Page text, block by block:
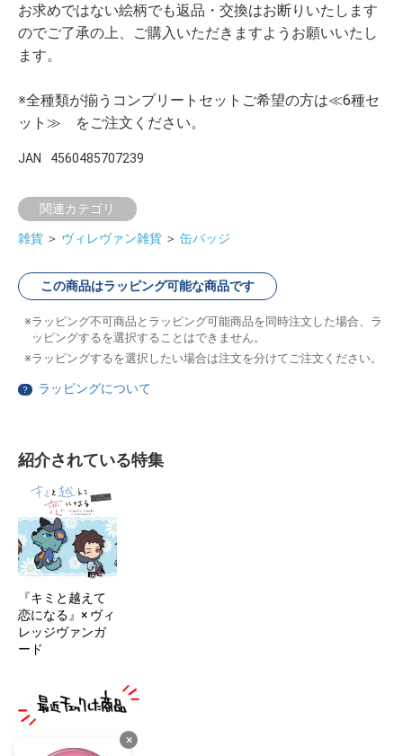
お求めではない絵柄でも返品・交換はお断りいたします
のでご了承の上、ご購入いただきますようお願いいたし
ます。
※全種類が揃うコンプリートセットご希望の方は≪6種セ
ット≫ をご注文ください。
JAN 4560485707239
関連カテゴリ
雑貨 ＞ ヴィレヴァン雑貨 ＞ 缶バッジ
この商品はラッピング可能な商品です
ラッピング不可商品とラッピング可能商品を同時注文した場合、ラ
ッピングするを選択することはできません。
ラッピングするを選択したい場合は注文を分けてご注文ください。
？ ラッピングについて
紹介されている特集
『キミと越えて
恋になる』× ヴィ
レッジヴァンガ
ード
×